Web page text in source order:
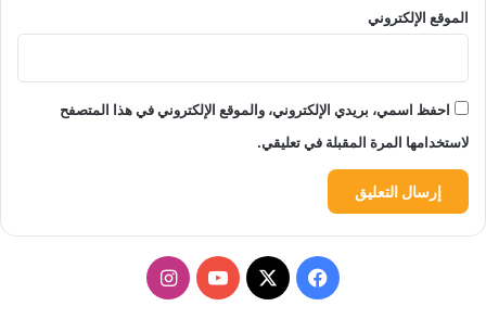
الموقع الإلكتروني
احفظ اسمي، بريدي الإلكتروني، والموقع الإلكتروني في هذا المتصفح
لاستخدامها المرة المقبلة في تعليقي.
فيسبوك
‫X
‫YouTubeانستقرام